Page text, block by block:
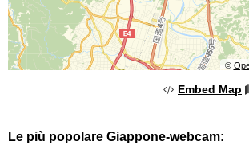
©
Embed Map
Le più popolare Giappone-webcam: